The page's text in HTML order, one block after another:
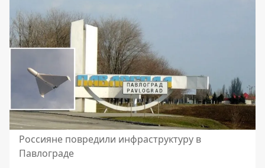
Россияне повредили инфраструктуру в
Павлограде